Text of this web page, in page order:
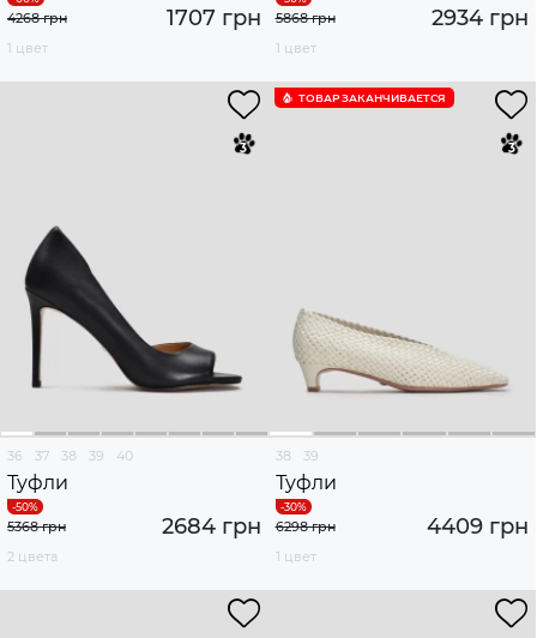
1707 грн
4268 грн
1 цвет
2934 грн
5868 грн
1 цвет
36 37 38 39 40
Туфли
2684 грн
5368 грн
2 цвета
ТОВАР ЗАКАНЧИВАЕТСЯ
38 39
Туфли
4409 грн
6298 грн
1 цвет